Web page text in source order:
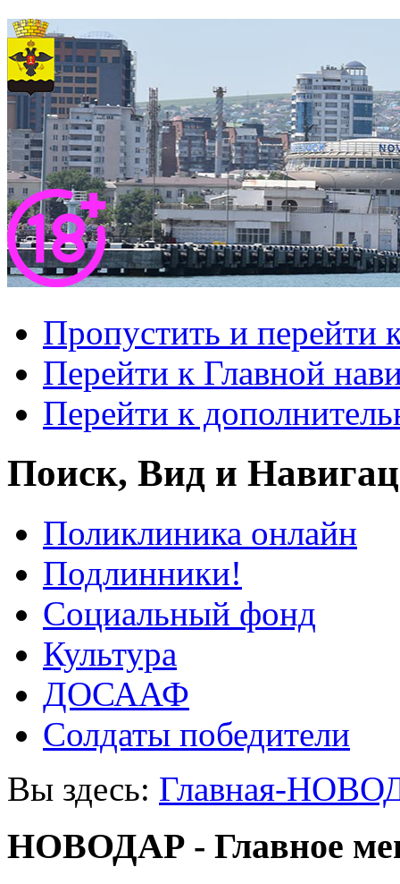
Пропустить и перейти
Перейти к Главной
Перейти к
Поиск, Вид и
Поликлиника онлайн
Подлинники!
Социальный фонд
Культура
ДОСААФ
Солдаты победители
Вы здесь: Главная-
НОВОДАР - Главное